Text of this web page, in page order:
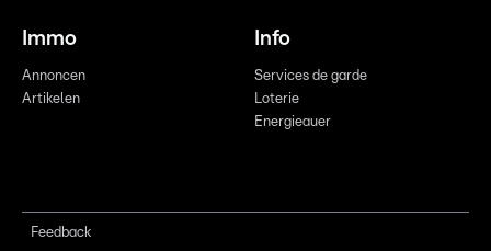
Immo
Annoncen
Artikelen
Info
Services de garde
Loterie
Energieauer
Feedback